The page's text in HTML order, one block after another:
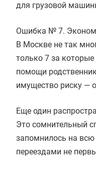
для грузовой
Ошибка № 7.
В Москве не так
только 7 за
помощи
имущество риску —
Еще один
Это сомнительный
запомнилось на
переездами не